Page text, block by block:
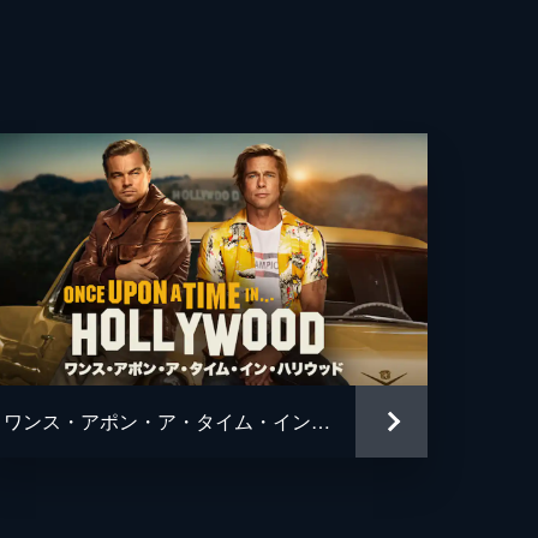
・スポーク
・カッシュ
ー・イアン
ン・ブレア
ン・チャゼル
ワンス・アポン・ア・タイム・イン・ハリウッド